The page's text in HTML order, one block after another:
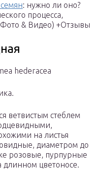
: нужно ли оно?
процесса,
& Видео) +Отзывы
hederacea
ветвистым стеблем
на листья
диаметром до
розовые, пурпурные
длинном цветоносе.